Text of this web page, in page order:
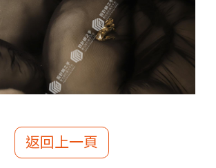
返回上一頁